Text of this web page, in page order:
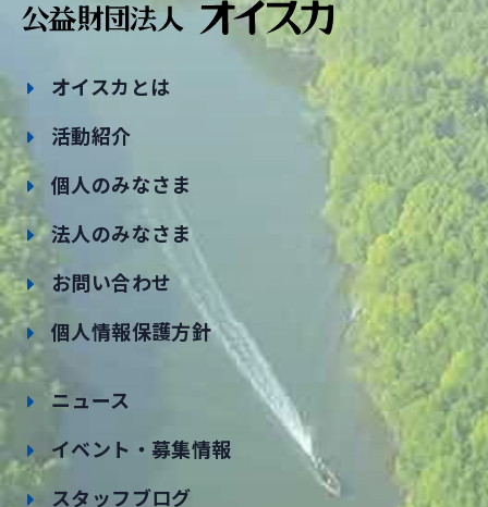
オイスカとは
活動紹介
個人のみなさま
法人のみなさま
お問い合わせ
個人情報保護方針
ニュース
イベント・募集情報
スタッフブログ